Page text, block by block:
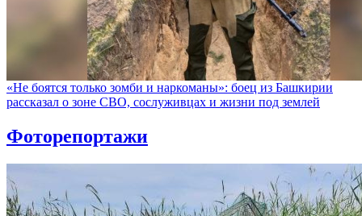
«Не боятся только зомби и наркоманы»: боец из Башкирии
рассказал о зоне СВО, сослуживцах и жизни под землей
Фоторепортажи